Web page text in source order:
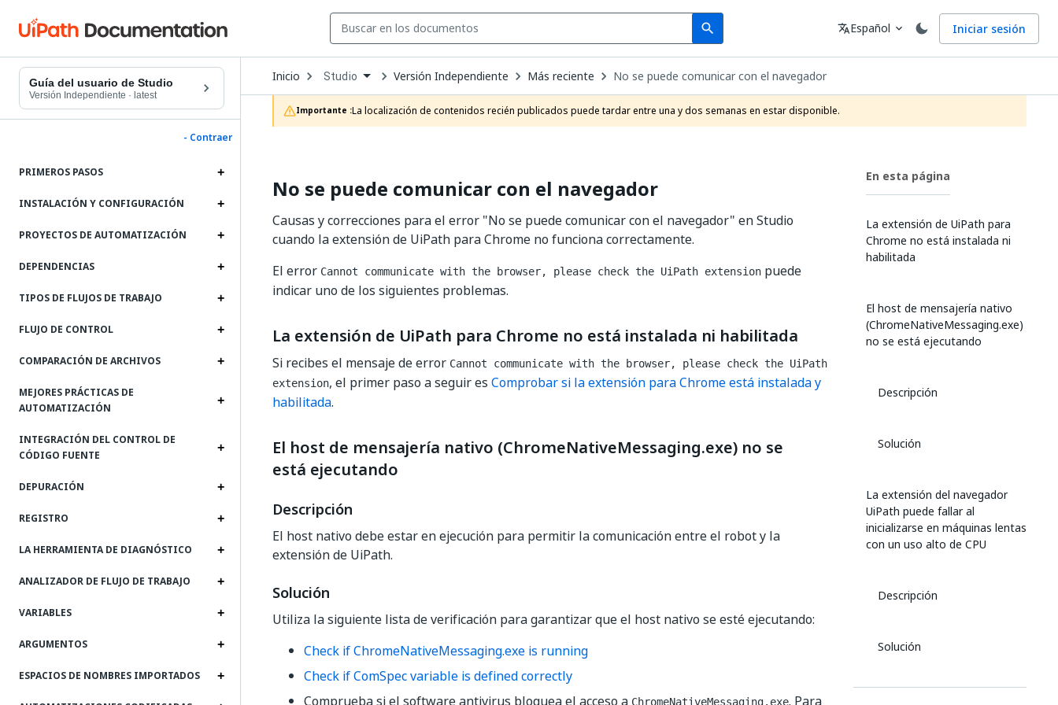
search
Search Idioma
translateEspañol expand_more Iniciar sesión
Guía del usuario de Studio
Versión Independiente · latest
- Contraer
PRIMEROS PASOS
INSTALACIÓN Y CONFIGURACIÓN
PROYECTOS DE AUTOMATIZACIÓN
DEPENDENCIAS
TIPOS DE FLUJOS DE TRABAJO
FLUJO DE CONTROL
COMPARACIÓN DE ARCHIVOS
MEJORES PRÁCTICAS DE
AUTOMATIZACIÓN
INTEGRACIÓN DEL CONTROL DE
CÓDIGO FUENTE
DEPURACIÓN
REGISTRO
LA HERRAMIENTA DE DIAGNÓSTICO
ANALIZADOR DE FLUJO DE TRABAJO
VARIABLES
ARGUMENTOS
ESPACIOS DE NOMBRES IMPORTADOS
Inicio Open
Dropdown
to
choose
product
Studio Versión Independiente Más reciente No se puede comunicar con el navegador
Importante :La localización de contenidos recién publicados puede tardar entre una y dos semanas en estar disponible.
No se puede comunicar con el navegador
Causas y correcciones para el error "No se puede comunicar con el navegador" en Studio
cuando la extensión de UiPath para Chrome no funciona correctamente.
El error Cannot communicate with the browser, please check the UiPath extension puede
indicar uno de los siguientes problemas.
La extensión de UiPath para Chrome no está instalada ni habilitada
Si recibes el mensaje de error Cannot communicate with the browser, please check the UiPath
extension, el primer paso a seguir es Comprobar si la extensión para Chrome está instalada y
habilitada.
El host de mensajería nativo (ChromeNativeMessaging.exe) no se
está ejecutando
Descripción
El host nativo debe estar en ejecución para permitir la comunicación entre el robot y la
extensión de UiPath.
Solución
Utiliza la siguiente lista de verificación para garantizar que el host nativo se esté ejecutando:
Check if ChromeNativeMessaging.exe is running
Check if ComSpec variable is defined correctly
Comprueba si el software antivirus bloquea el acceso a ChromeNativeMessaging.exe. Para
En esta página
La extensión de UiPath para
Chrome no está instalada ni
habilitada
El host de mensajería nativo
(ChromeNativeMessaging.exe)
no se está ejecutando
Descripción
Solución
La extensión del navegador
UiPath puede fallar al
inicializarse en máquinas lentas
con un uso alto de CPU
Descripción
Solución